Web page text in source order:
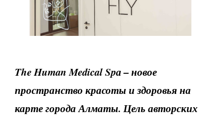
TheHuman MedicalSpа – новое
пространство красоты и здоровья на
карте города Алматы. Цель авторских